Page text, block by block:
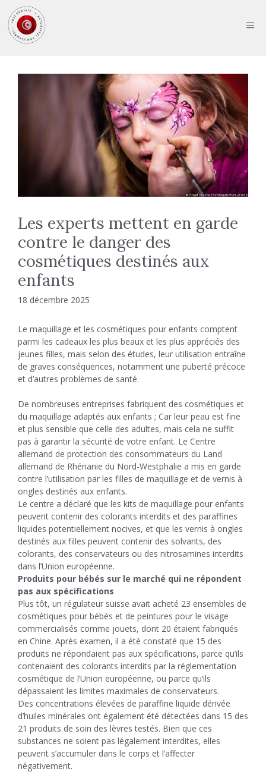
au
contenu
Les experts mettent en garde
contre le danger des
cosmétiques destinés aux
enfants
18 décembre 2025
Le maquillage et les cosmétiques pour enfants comptent
parmi les cadeaux les plus beaux et les plus appréciés des
jeunes filles, mais selon des études, leur utilisation entraîne
de graves conséquences, notamment une puberté précoce
et d’autres problèmes de santé.
De nombreuses entreprises fabriquent des cosmétiques et
du maquillage adaptés aux enfants ; Car leur peau est fine
et plus sensible que celle des adultes, mais cela ne suffit
pas à garantir la sécurité de votre enfant. Le Centre
allemand de protection des consommateurs du Land
allemand de Rhénanie du Nord-Westphalie a mis en garde
contre l’utilisation par les filles de maquillage et de vernis à
ongles destinés aux enfants.
Le centre a déclaré que les kits de maquillage pour enfants
peuvent contenir des colorants interdits et des paraffines
liquides potentiellement nocives, et que les vernis à ongles
destinés aux filles peuvent contenir des solvants, des
colorants, des conservateurs ou des nitrosamines interdits
dans l’Union européenne.
Produits pour bébés sur le marché qui ne répondent
pas aux spécifications
Plus tôt, un régulateur suisse avait acheté 23 ensembles de
cosmétiques pour bébés et de peintures pour le visage
commercialisés comme jouets, dont 20 étaient fabriqués
en Chine. Après examen, il a été constaté que 15 des
produits ne répondaient pas aux spécifications, parce qu’ils
contenaient des colorants interdits par la réglementation
cosmétique de l’Union européenne, ou parce qu’ils
dépassaient les limites maximales de conservateurs.
Des concentrations élevées de paraffine liquide dérivée
d’huiles minérales ont également été détectées dans 15 des
21 produits de soin des lèvres testés. Bien que ces
substances ne soient pas légalement interdites, elles
peuvent s’accumuler dans le corps et l’affecter
négativement.